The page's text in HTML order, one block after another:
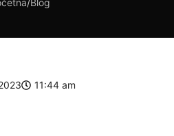
Blog
11:44 am